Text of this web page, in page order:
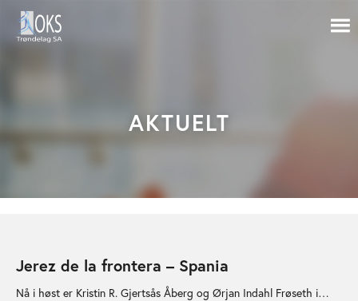
AKTUELT
Jerez de la frontera – Spania
Nå i høst er Kristin R. Gjertsås Åberg og Ørjan Indahl Frøseth i…